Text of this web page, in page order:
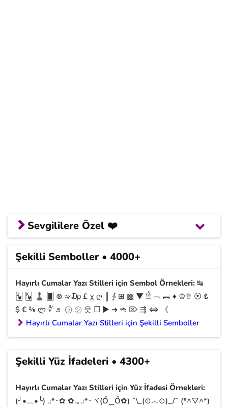
Sevgililere Özel ❤️
Çoklu Yazılar
Hayırlı cumalar yazı stilleri sayesinde stil değişikliği
yaptıktan sonra sevdiklerine 100'lü ve 1000'li mesajlar
gönderebileceğin birkaç seçeneği aşağıda bulabilirsin.
👉Aşkım Özür Dilerim Özledim
Seni Özledim
Şekilli Semboller • 4000+
Hayırlı Cumalar Yazı Stilleri için Sembol Örnekleri: ↹
🂲 🂾 ♟ 🂠 ⊗ ≉ ₯ £ χ ღ ║ ∱ ⊞ ▩ ▼ 𓁛 ︹ ︻ ♦ ♔♕ ⦿ ₺
$ € ⅖ ლ ∛ ♬ ㋡ ㋛ 웃 ❐ ▶ ➜ ➬ ⌦ ⇶ ⇔ 《
Hayırlı Cumalar Yazı Stilleri için Şekilli Semboller
Şekilli Yüz İfadeleri • 4300+
Hayırlı Cumalar Yazı Stilleri için Yüz İfadesi Örnekleri:
(╯•﹏•╰) .:*･✿ ✿.｡.:*･ヾ(Ő‿Ő✿) ¯\_(⊙︿⊙)_/¯ (*^▽^*)